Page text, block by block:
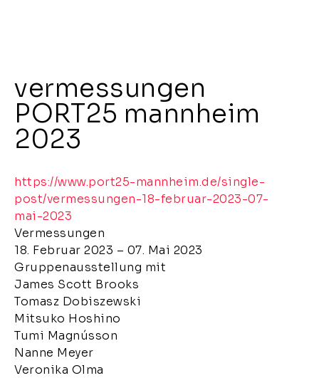
vermessungen
PORT25 mannheim
2023
https://www.port25-mannheim.de/single-
post/vermessungen-18-februar-2023-07-
mai-2023
Vermessungen
18. Februar 2023 – 07. Mai 2023
Gruppenausstellung mit
James Scott Brooks
Tomasz Dobiszewski
Mitsuko Hoshino
Tumi Magnússon
Nanne Meyer
Veronika Olma